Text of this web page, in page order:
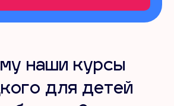
наши курсы
для детей